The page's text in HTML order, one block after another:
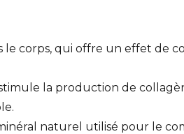
corps, qui offre un effet de
la production de
naturel utilisé pour le